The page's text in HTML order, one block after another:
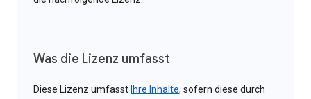
Was die Lizenz umfasst
Diese Lizenz umfasst Ihre Inhalte, sofern diese durch